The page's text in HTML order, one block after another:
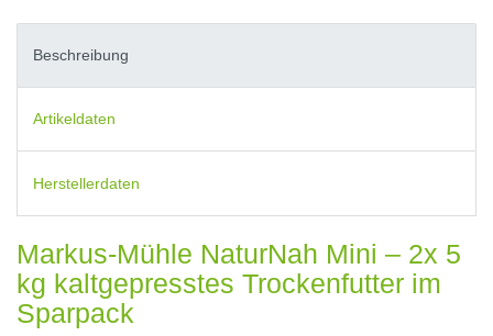
Beschreibung
Artikeldaten
Herstellerdaten
Markus-Mühle NaturNah Mini – 2x 5
kg kaltgepresstes Trockenfutter im
Sparpack